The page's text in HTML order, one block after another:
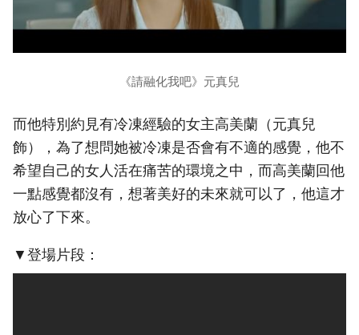
《請融化我吧》元真兒
而他特別約見有冷凍經驗的女主高美蘭（元真兒
飾），為了想問她被冷凍是否會有不適的感覺，他不
希望自己的女人活在痛苦的環境之中，而高美蘭回他
一點感覺都沒有，想著美好的未來就可以了，他這才
放心了下來。
▼登場片段：